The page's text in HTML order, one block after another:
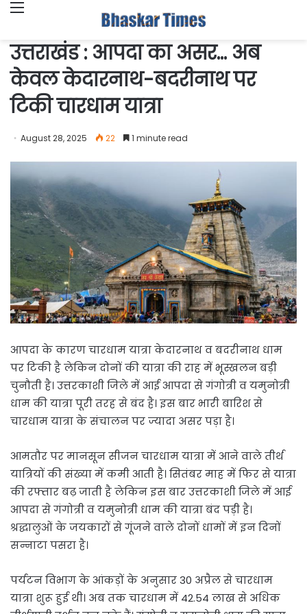
उत्तराखंड : आपदा का असर… अब
केवल केदारनाथ-बदरीनाथ पर
टिकी चारधाम यात्रा
August 28, 2025 22 1 minute read
आपदा के कारण चारधाम यात्रा केदारनाथ व बदरीनाथ धाम
पर टिकी है लेकिन दोनों की यात्रा की राह में भूस्खलन बड़ी
चुनौती है। उत्तरकाशी जिले में आई आपदा से गंगोत्री व यमुनोत्री
धाम की यात्रा पूरी तरह से बंद है। इस बार भारी बारिश से
चारधाम यात्रा के संचालन पर ज्यादा असर पड़ा है।
आमतौर पर मानसून सीजन चारधाम यात्रा में आने वाले तीर्थ
यात्रियों की संख्या में कमी आती है। सितंबर माह में फिर से यात्रा
की रफ्तार बढ़ जाती है लेकिन इस बार उत्तरकाशी जिले में आई
आपदा से गंगोत्री व यमुनोत्री धाम की यात्रा बंद पड़ी है।
श्रद्धालुओं के जयकारों से गूंजने वाले दोनों धामों में इन दिनों
सन्नाटा पसरा है।
पर्यटन विभाग के आंकड़ों के अनुसार 30 अप्रैल से चारधाम
यात्रा शुरू हुई थी। अब तक चारधाम में 42.54 लाख से अधिक